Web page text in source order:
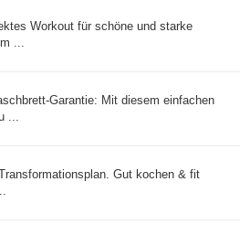
Workout für schöne und starke
...
Garantie: Mit diesem einfachen
...
Gut kochen & fit